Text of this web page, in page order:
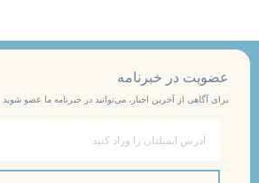
عضویت در خبرنامه
برای آگاهی از آخرین اخبار، می‌توانید در خبرنامه ما عضو شوید